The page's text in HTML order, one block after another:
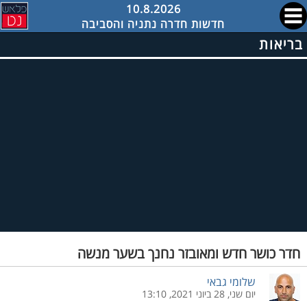
10.8.2026
חדשות חדרה נתניה והסביבה
בריאות
חדר כושר חדש ומאובזר נחנך בשער מנשה
שלומי גבאי
יום שני, 28 ביוני 2021, 13:10